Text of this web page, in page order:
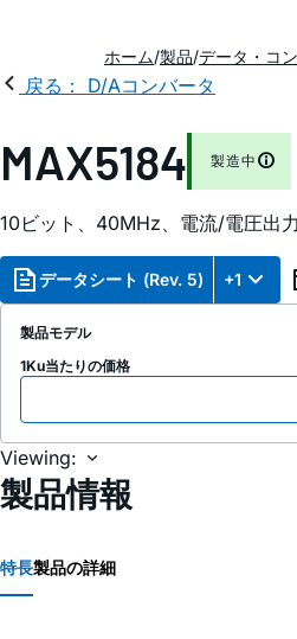
ホーム 製品 データ・コ
戻る： D/Aコンバータ
MAX5184 製造中
10ビット、40MHz、電流/電圧出
データシート (Rev. 5) +1
製品モデル
1Ku当たりの価格
Viewing:
製品情報
特長製品の詳細